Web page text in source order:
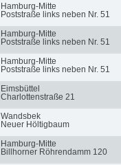
Hamburg-Mitte
Poststraße links neben Nr. 51
Hamburg-Mitte
Poststraße links neben Nr. 51
Hamburg-Mitte
Poststraße links neben Nr. 51
Eimsbüttel
Charlottenstraße 21
Wandsbek
Neuer Höltigbaum
Hamburg-Mitte
Billhorner Röhrendamm 120